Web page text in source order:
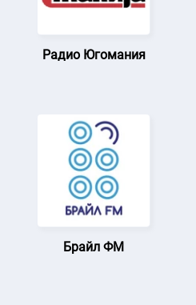
Радио Югомания
Брайл ФМ